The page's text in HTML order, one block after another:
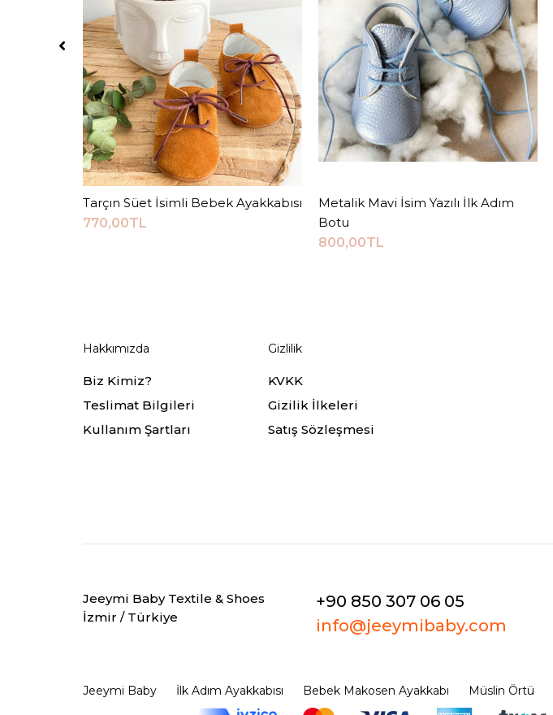
Sepete Ekle
Tarçın Süet İsimli Bebek Ayakkabısı
770,00TL
Sepete Ekle
Metalik Mavi İsim Yazılı İlk Adım
Botu
800,00TL
Hakkımızda
Biz Kimiz?
Teslimat Bilgileri
Kullanım Şartları
Gizlilik
KVKK
Gizilik İlkeleri
Satış Sözleşmesi
Jeeymi Baby Textile & Shoes
İzmir / Türkiye
+90 850 307 06 05
info@jeeymibaby.com
Jeeymi Baby İlk Adım Ayakkabısı Bebek Makosen Ayakkabı Müslin Örtü